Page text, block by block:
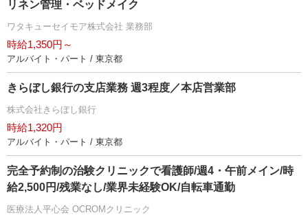
リネン管理・ベッドメイク
ワタキューセイモア株式会社 業務部
時給1,350円～
アルバイト・パート / 東京都
きらぼし銀行の支店業務 週3程度／本店営業部
株式会社きらぼし銀行
時給1,320円
アルバイト・パート / 東京都
完全予約制の治験クリニックで看護師/週4・午前メイン/時
給2,500円/残業なし/業界未経験OK/自転車通勤
医療法人平心会 OCROMクリニック